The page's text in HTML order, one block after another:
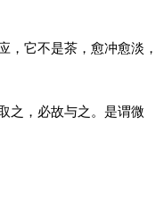
，它不是茶，愈冲愈淡，
之，必故与之。是谓微